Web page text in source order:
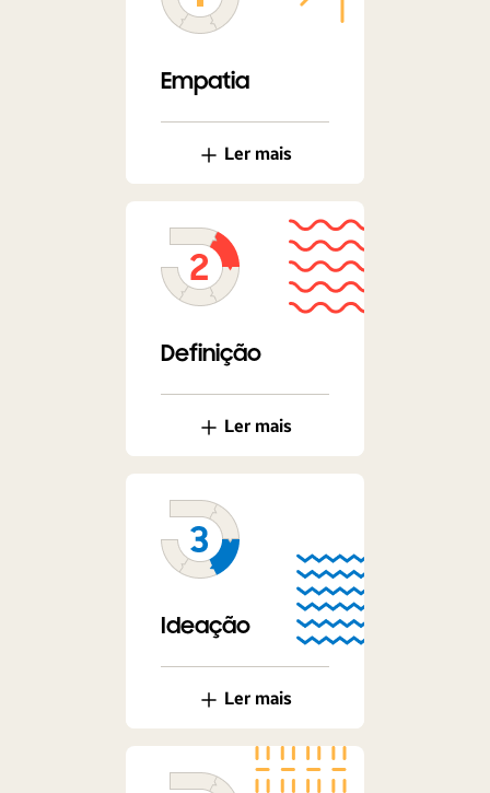
Empatia
Ler mais
Definição
Ler mais
Ideação
Ler mais